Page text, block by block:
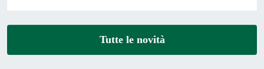
Tutte le novità